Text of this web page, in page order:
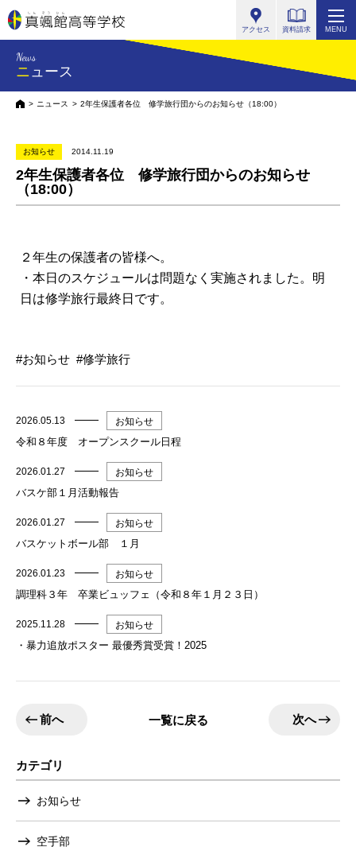
アクセス 資料請求 MENU
News
ニュース
HOMEニュース 2年生保護者各位 修学旅行団からのお知らせ（18:00）
お知らせ 2014.11.19
2年生保護者各位 修学旅行団からのお知らせ
（18:00）
２年生の保護者の皆様へ。
・本日のスケジュールは問題なく実施されました 。明
日は修学旅行最終日です。
お知らせ 修学旅行
2026.05.13 お知らせ
令和８年度 オープンスクール日程
2026.01.27 お知らせ
バスケ部１月活動報告
2026.01.27 お知らせ
バスケットボール部 １月
2026.01.23 お知らせ
調理科３年 卒業ビュッフェ（令和８年１月２３日）
2025.11.28 お知らせ
・暴力追放ポスター 最優秀賞受賞！2025
前へ 一覧に戻る 次へ
カテゴリ
お知らせ
空手部